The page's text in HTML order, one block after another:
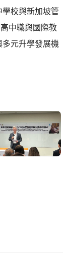
校與新加坡管
中職與國際教
元升學發展機